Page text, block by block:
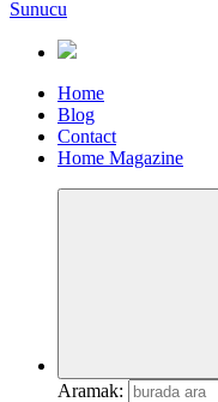
Home
Blog
Contact
Home Magazine
Aramak: